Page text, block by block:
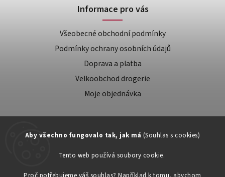
Aby všechno fungovalo tak, jak má (Souhlas s cookies)
Tento web používá soubory cookie.
Informace pro vás
Všeobecné obchodní podmínky
Podmínky ochrany osobních údajů
Doprava a platba
Velkoobchod drogerie
Moje objednávka